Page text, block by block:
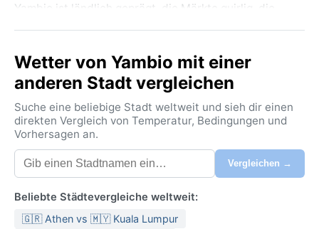
Yambio ist ländlich geprägt, die Märkte quirlig, die
abseits der großen Städte. Die Atmosphäre ist ruhig,
fast zeitlos – ein echter Geheimtipp für Reisende, die
das unberührte Afrika abseits der Touristenströme
erleben möchten.
Yambio herrscht tropisches Savannenklima (Köppen:
Aw) mit zwei ausgeprägten Jahreszeiten. Die
Regenzeit von Mai bis Oktober bringt ergiebige, oft
bei Tagestemperaturen um 28 °C. In der Trockenzeit
von November bis April sinkt die Luftfeuchtigkeit
Wetter von Yambio mit einer
anderen Stadt vergleichen
Suche eine beliebige Stadt weltweit und sieh dir einen
direkten Vergleich von Temperatur, Bedingungen und
Vorhersagen an.
Vergleichen →
Beliebte Städtevergleiche weltweit:
🇬🇷 Athen vs 🇲🇾 Kuala Lumpur